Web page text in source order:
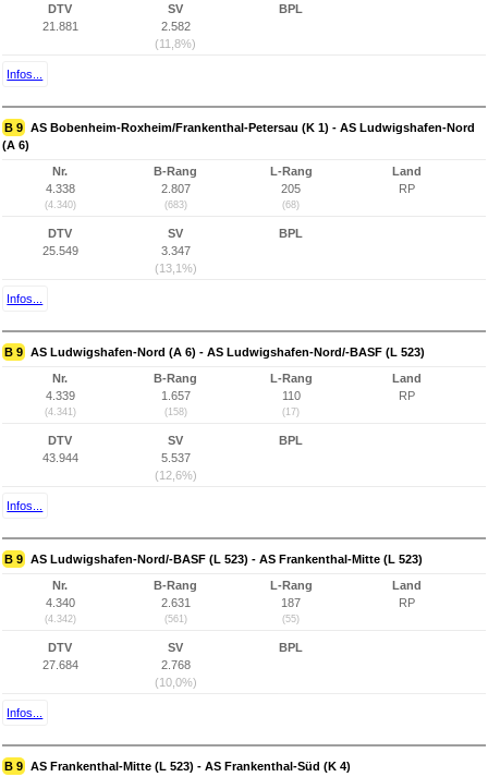
DTV
21.881
SV
2.582
(11,8%)
BPL
Infos...
B 9 AS Bobenheim-Roxheim/Frankenthal-Petersau (K 1) - AS Ludwigshafen-Nord
(A 6)
Nr.
4.338
(4.340)
B-Rang
2.807
(683)
L-Rang
205
(68)
Land
RP
DTV
25.549
SV
3.347
(13,1%)
BPL
Infos...
B 9 AS Ludwigshafen-Nord (A 6) - AS Ludwigshafen-Nord/-BASF (L 523)
Nr.
4.339
(4.341)
B-Rang
1.657
(158)
L-Rang
110
(17)
Land
RP
DTV
43.944
SV
5.537
(12,6%)
BPL
Infos...
B 9 AS Ludwigshafen-Nord/-BASF (L 523) - AS Frankenthal-Mitte (L 523)
Nr.
4.340
(4.342)
B-Rang
2.631
(561)
L-Rang
187
(55)
Land
RP
DTV
27.684
SV
2.768
(10,0%)
BPL
Infos...
B 9 AS Frankenthal-Mitte (L 523) - AS Frankenthal-Süd (K 4)